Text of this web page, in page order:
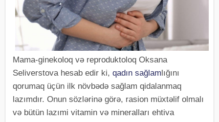
Mama-ginekoloq və reproduktoloq Oksana
Seliverstova hesab edir ki, qadın sağlamlığını
qorumaq üçün ilk növbədə sağlam qidalanmaq
lazımdır. Onun sözlərinə görə, rasion müxtəlif olmalı
və bütün lazımi vitamin və mineralları ehtiva